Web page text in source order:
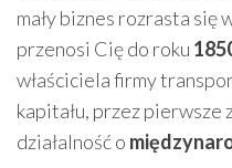
mały biznes rozrasta się
przenosi Cię do roku
właściciela firmy
kapitału, przez pierwsze
działalność o